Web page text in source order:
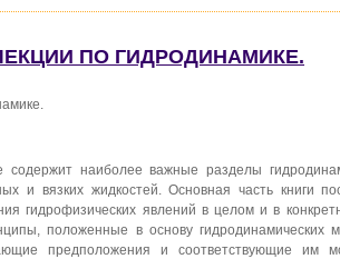
ПО ГИДРОДИНАМИКЕ.
содержит наиболее важные разделы
и вязких жидкостей. Основная часть книги
гидрофизических явлений в целом и в
положенные в основу гидродинамических
предположения и соответствующие им